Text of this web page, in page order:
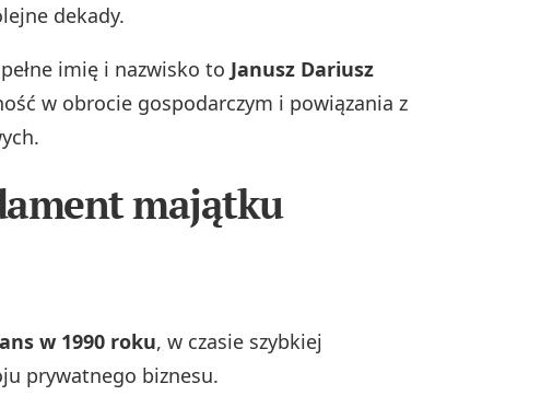
dekady.
imię i nazwisko to Janusz Dariusz
w obrocie gospodarczym i powiązania z
majątku
w 1990 roku, w czasie szybkiej
prywatnego biznesu.